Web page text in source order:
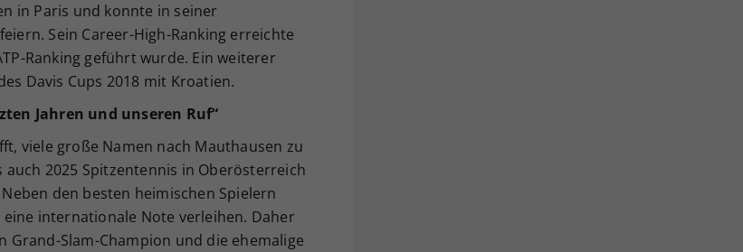
in Paris und konnte in seiner
Sein Career-High-Ranking erreichte
Ranking geführt wurde. Ein weiterer
Davis Cups 2018 mit Kroatien.
Jahren und unseren Ruf“
viele große Namen nach Mauthausen zu
2025 Spitzentennis in Oberösterreich
den besten heimischen Spielern
internationale Note verleihen. Daher
Slam-Champion und die ehemalige